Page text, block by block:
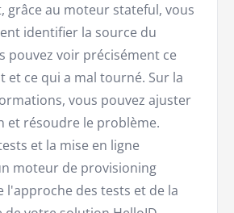
grâce au moteur stateful, vous
identifier la source du
pouvez voir précisément ce
et ce qui a mal tourné. Sur la
vous pouvez ajuster
et résoudre le problème.
et la mise en ligne
moteur de provisioning
l'approche des tests et de la